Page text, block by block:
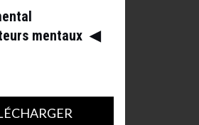
mentaux ◀︎